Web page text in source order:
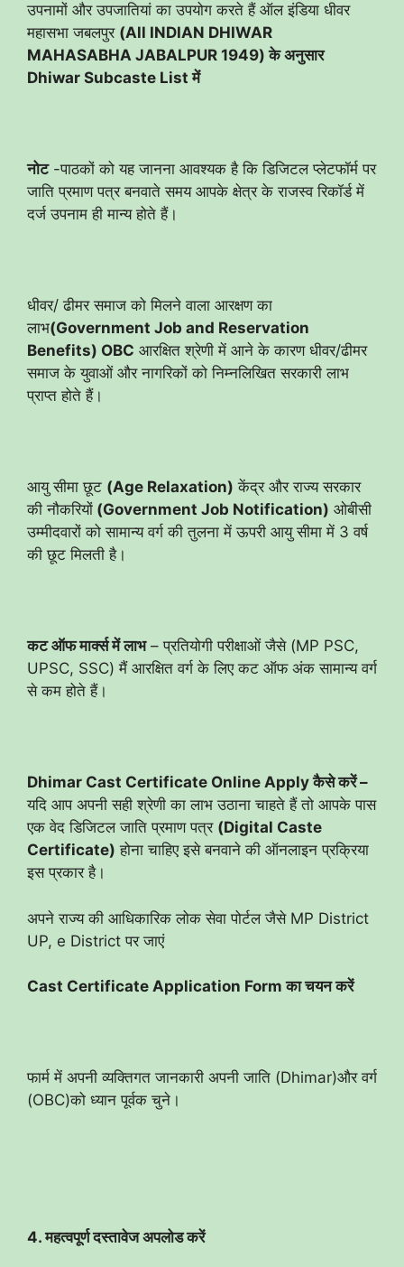
उपनामों और उपजातियां का उपयोग करते हैं ऑल इंडिया धीवर
महासभा जबलपुर (All INDIAN DHIWAR
MAHASABHA JABALPUR 1949) के अनुसार
Dhiwar Subcaste List में
नोट-पाठकों को यह जानना आवश्यक है कि डिजिटल प्लेटफॉर्म पर
जाति प्रमाण पत्र बनवाते समय आपके क्षेत्र के राजस्व रिकॉर्ड में
दर्ज उपनाम ही मान्य होते हैं।
धीवर/ ढीमर समाज को मिलने वाला आरक्षण का
लाभ(Government Job and Reservation
Benefits) OBC आरक्षित श्रेणी में आने के कारण धीवर/ढीमर
समाज के युवाओं और नागरिकों को निम्नलिखित सरकारी लाभ
प्राप्त होते हैं।
आयु सीमा छूट (Age Relaxation) केंद्र और राज्य सरकार
की नौकरियों (Government Job Notification) ओबीसी
उम्मीदवारों को सामान्य वर्ग की तुलना में ऊपरी आयु सीमा में 3 वर्ष
की छूट मिलती है।
कट ऑफ मार्क्स में लाभ– प्रतियोगी परीक्षाओं जैसे (MP PSC,
UPSC, SSC) मैं आरक्षित वर्ग के लिए कट ऑफ अंक सामान्य वर्ग
से कम होते हैं।
Dhimar Cast Certificate Online Apply कैसे करें –
यदि आप अपनी सही श्रेणी का लाभ उठाना चाहते हैं तो आपके पास
एक वेद डिजिटल जाति प्रमाण पत्र (Digital Caste
Certificate) होना चाहिए इसे बनवाने की ऑनलाइन प्रक्रिया
इस प्रकार है।
अपने राज्य की आधिकारिक लोक सेवा पोर्टल जैसे MP District
UP, e District पर जाएं
Cast Certificate Application Form का चयन करें
फार्म में अपनी व्यक्तिगत जानकारी अपनी जाति (Dhimar)और वर्ग
(OBC)को ध्यान पूर्वक चुने।
4. महत्वपूर्ण दस्तावेज अपलोड करें